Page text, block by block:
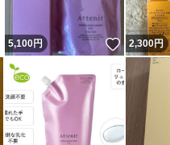
いいね！
5,100円 いいね！
2,300円